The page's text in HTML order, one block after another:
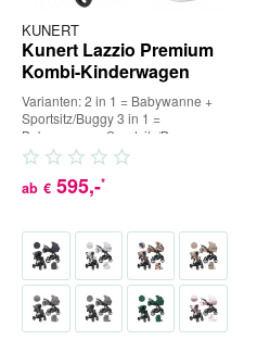
KUNERT
Kunert Lazzio Premium
Kombi-Kinderwagen
Varianten: 2 in 1 = Babywanne +
Sportsitz/Buggy 3 in 1 =
Babywanne + Sportsitz/Buggy +
Babyschale (inkl. Adapter) 4...
ab € 595,-*